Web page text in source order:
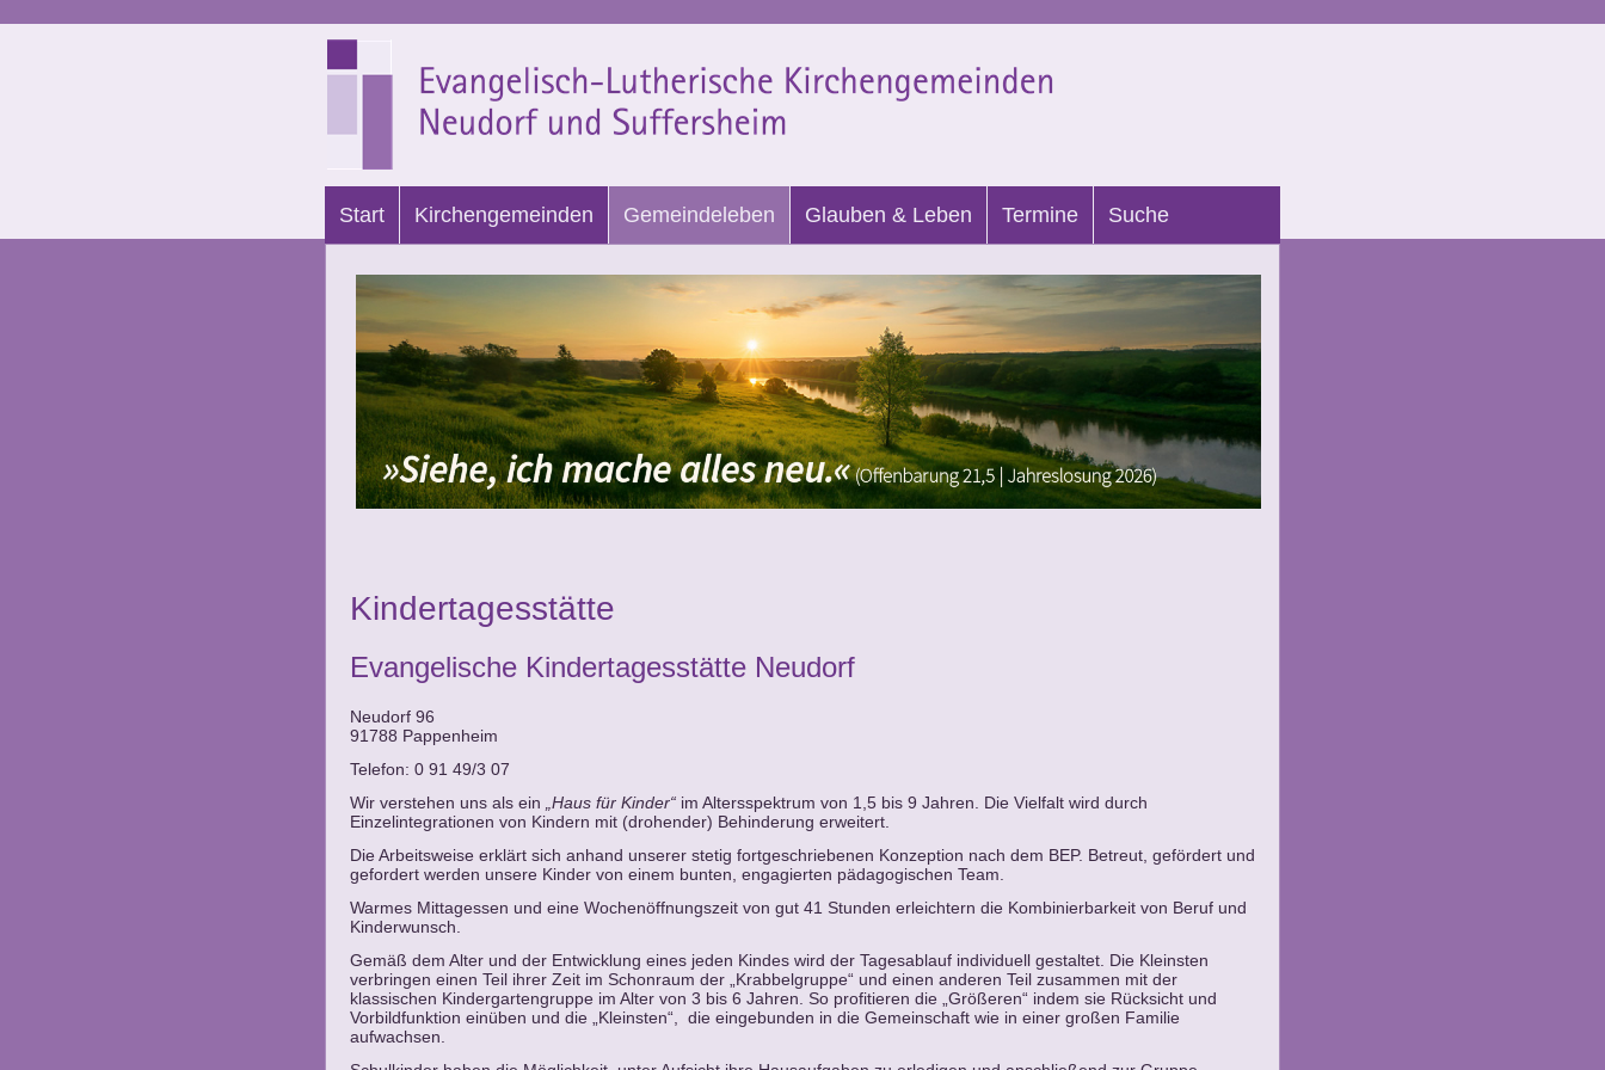
Start Kirchengemeinden Gemeindeleben Glauben & Leben Termine Suche
Kindertagesstätte
Evangelische Kindertagesstätte Neudorf
Neudorf 96
91788 Pappenheim
Telefon: 0 91 49/3 07
Wir verstehen uns als ein
„Haus für Kinder“ im Altersspektrum von 1,5 bis 9 Jahren. Die Vielfalt wird durch
Einzelintegrationen von Kindern mit (drohender) Behinderung erweitert.
Die Arbeitsweise erklärt sich anhand unserer stetig fortgeschriebenen Konzeption nach dem BEP. Betreut, gefördert und
gefordert werden unsere Kinder von einem bunten, engagierten pädagogischen Team.
Warmes Mittagessen und eine Wochenöffnungszeit von gut 41 Stunden erleichtern die Kombinierbarkeit von Beruf und
Kinderwunsch.
Gemäß dem Alter und der Entwicklung eines jeden Kindes wird der Tagesablauf individuell gestaltet. Die Kleinsten
verbringen einen Teil ihrer Zeit im Schonraum der „Krabbelgruppe“ und einen anderen Teil zusammen mit der
klassischen Kindergartengruppe im Alter von 3 bis 6 Jahren. So profitieren die „Größeren“ indem sie Rücksicht und
Vorbildfunktion einüben und die „Kleinsten“, die eingebunden in die Gemeinschaft wie in einer großen Familie
aufwachsen.